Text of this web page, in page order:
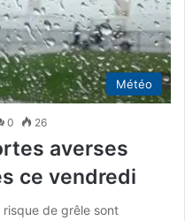
Météo
0 26
averses
ce vendredi
de grêle sont